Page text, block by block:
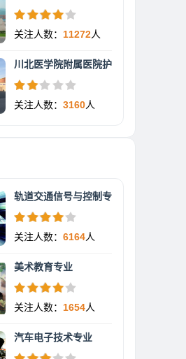
关注人数： 11272人
川北医学院附属医院护
关注人数： 3160人
轨道交通信号与控制专
关注人数： 6164人
美术教育专业
关注人数： 1654人
汽车电子技术专业